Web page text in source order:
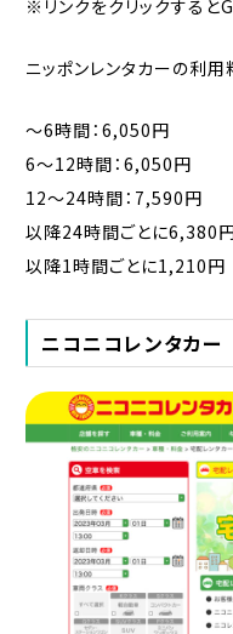
※リンクをクリックすると
ニッポンレンタカーの利
〜6時間：6,050円
6〜12時間：6,050円
12〜24時間：7,590円
以降24時間ごとに6,380
以降1時間ごとに1,210円
ニコニコレンタカー